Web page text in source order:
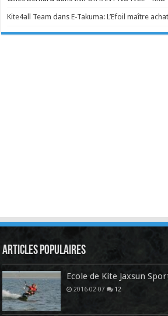
Kite4all Team dansE-Takuma: L’Efoil maître
Articles Populaires
Ecole de Kite Jaxsun
2016-02-07 12